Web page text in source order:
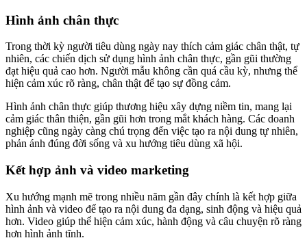
Hình ảnh chân thực
Trong thời kỳ người tiêu dùng ngày nay thích cảm giác chân thật, tự
nhiên, các chiến dịch sử dụng hình ảnh chân thực, gần gũi thường
đạt hiệu quả cao hơn. Người mẫu không cần quá cầu kỳ, nhưng thể
hiện cảm xúc rõ ràng, chân thật để tạo sự đồng cảm.
Hình ảnh chân thực giúp thương hiệu xây dựng niềm tin, mang lại
cảm giác thân thiện, gần gũi hơn trong mắt khách hàng. Các doanh
nghiệp cũng ngày càng chú trọng đến việc tạo ra nội dung tự nhiên,
phản ánh đúng đời sống và xu hướng tiêu dùng xã hội.
Kết hợp ảnh và video marketing
Xu hướng mạnh mẽ trong nhiều năm gần đây chính là kết hợp giữa
hình ảnh và video để tạo ra nội dung đa dạng, sinh động và hiệu quả
hơn. Video giúp thể hiện cảm xúc, hành động và câu chuyện rõ ràng
hơn hình ảnh tĩnh.